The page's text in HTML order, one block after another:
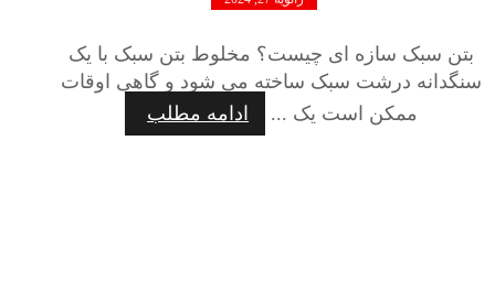
بتن سبک سازه ای چیست؟ مخلوط بتن سبک با یک
سنگدانه درشت سبک ساخته می شود و گاهی اوقات
ممکن است یک ...
ادامه مطلب